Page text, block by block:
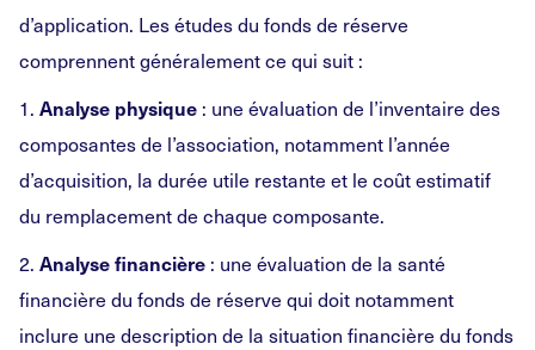
d’application. Les études du fonds de réserve
comprennent généralement ce qui suit :
1. Analyse physique : une évaluation de l’inventaire des
composantes de l’association, notamment l’année
d’acquisition, la durée utile restante et le coût estimatif
du remplacement de chaque composante.
2. Analyse financière : une évaluation de la santé
financière du fonds de réserve qui doit notamment
inclure une description de la situation financière du fonds